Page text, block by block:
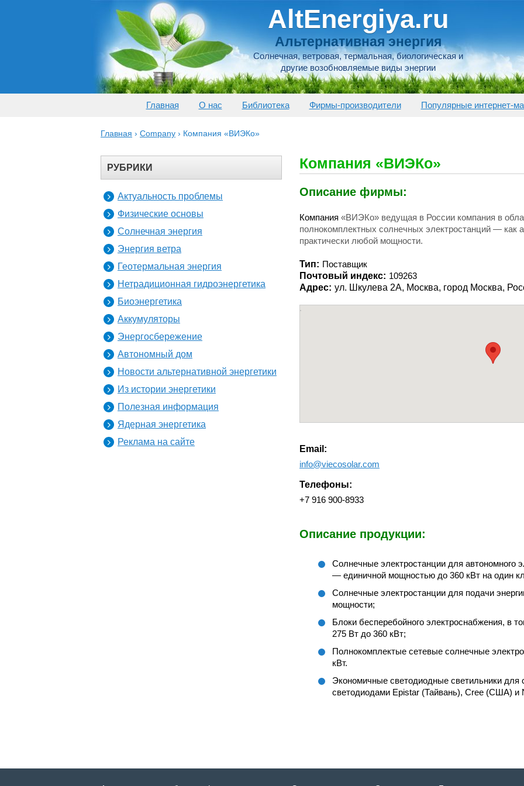
AltEnergiya.ru
Альтернативная энергия
Солнечная, ветровая, термальная, биологическая и
другие возобновляемые виды энергии
Главная О нас Библиотека Фирмы-производители Популярные интернет-
Главная › Company › Компания «ВИЭКо»
Компания «ВИЭКо»
Описание фирмы:
Компания «ВИЭКо» ведущая в России компания в
полнокомплектных солнечных электростанций — как
практически любой мощности.
Тип: Поставщик
Почтовый индекс: 109263
Адрес: ул. Шкулева 2А, Москва, город Москва,
Email:
info@viecosolar.com
Телефоны:
+7 916 900-8933
Описание продукции:
Солнечные электростанции для автономного
— единичной мощностью до 360 кВт на один
Солнечные электростанции для подачи
мощности;
Блоки бесперебойного электроснабжения, в
275 Вт до 360 кВт;
Полнокомплектые сетевые солнечные
кВт.
Экономичные светодиодные светильники
светодиодами Epistar (Тайвань), Cree (США) и
РУБРИКИ
Актуальность проблемы
Физические основы
Солнечная энергия
Энергия ветра
Геотермальная энергия
Нетрадиционная гидроэнергетика
Биоэнергетика
Аккумуляторы
Энергосбережение
Автономный дом
Новости альтернативной энергетики
Из истории энергетики
Полезная информация
Ядерная энергетика
Реклама на сайте